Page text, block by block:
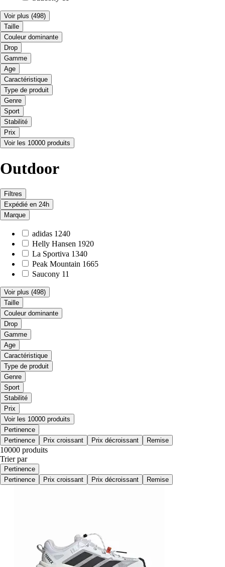
Voir plus (498)
Taille
Couleur dominante
Drop
Gamme
Age
Caractéristique
Type de produit
Genre
Sport
Stabilité
Prix
Voir les 10000 produits
Outdoor
Filtres
Expédié en 24h
Marque
adidas 1240
Helly Hansen 1920
La Sportiva 1340
Peak Mountain 1665
Saucony 11
Voir plus (498)
Taille
Couleur dominante
Drop
Gamme
Age
Caractéristique
Type de produit
Genre
Sport
Stabilité
Prix
Voir les 10000 produits
Pertinence
Pertinence
Prix croissant Prix décroissant Remise
10000 produits
Trier par
Pertinence
Pertinence
Prix croissant Prix décroissant Remise